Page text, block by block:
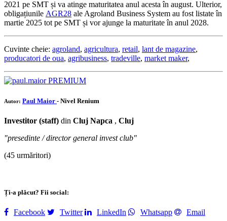
2021 pe SMT și va atinge maturitatea anul acesta în august. Ulterior,
obligațiunile AGR28 ale Agroland Business System au fost listate în
martie 2025 tot pe SMT și vor ajunge la maturitate în anul 2028.
Cuvinte cheie: agroland, agricultura, retail, lant de magazine,
producatori de oua, agribusiness, tradeville, market maker,
PREMIUM
Autor: Paul Maior - Nivel Renium
Investitor (staff) din Cluj Napca , Cluj
"presedinte / director general invest club"
(45 urmăritori)
Ți-a plăcut? Fii social:
Facebook Twitter LinkedIn Whatsapp Email